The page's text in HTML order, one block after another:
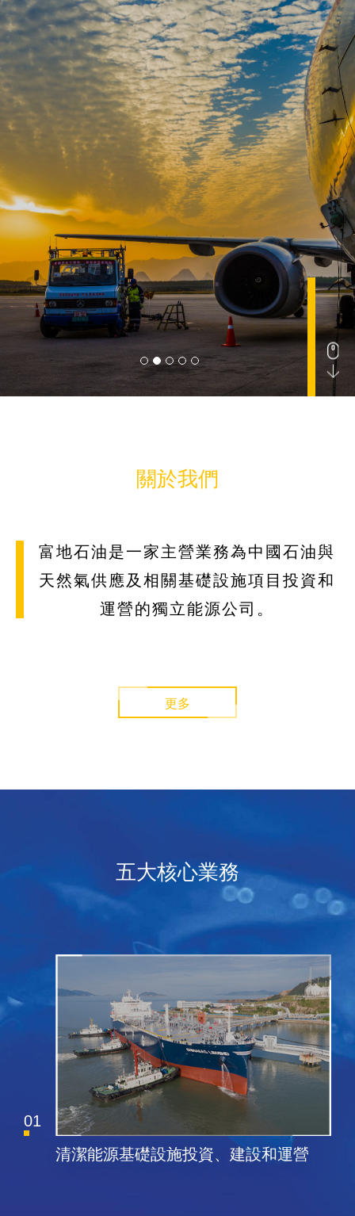
首頁
關於我們
核心業務
油料供應與加注業務
關於我們
富地石油是一家主營業務為中國石油與
天然氣供應及相關基礎設施項目投資和
運營的獨立能源公司。
更多
五大核心業務
、建設和運營
02
航空油料基礎設施運營、